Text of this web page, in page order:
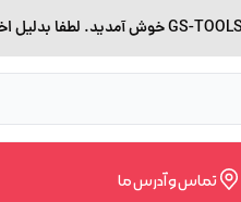
تماس و آدرس ما